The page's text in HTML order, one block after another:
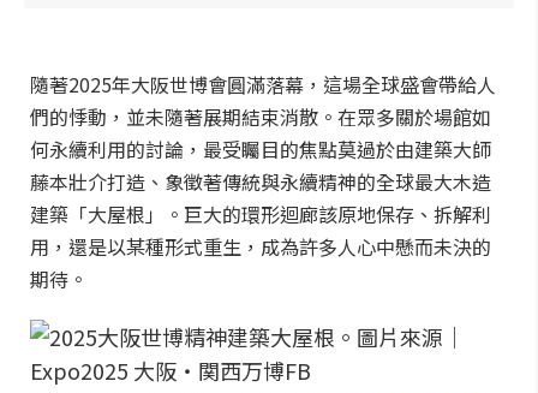
隨著2025年大阪世博會圓滿落幕，這場全球盛會帶給人
們的悸動，並未隨著展期結束消散。在眾多關於場館如
何永續利用的討論，最受矚目的焦點莫過於由建築大師
藤本壯介打造、象徵著傳統與永續精神的全球最大木造
建築「大屋根」。巨大的環形迴廊該原地保存、拆解利
用，還是以某種形式重生，成為許多人心中懸而未決的
期待。